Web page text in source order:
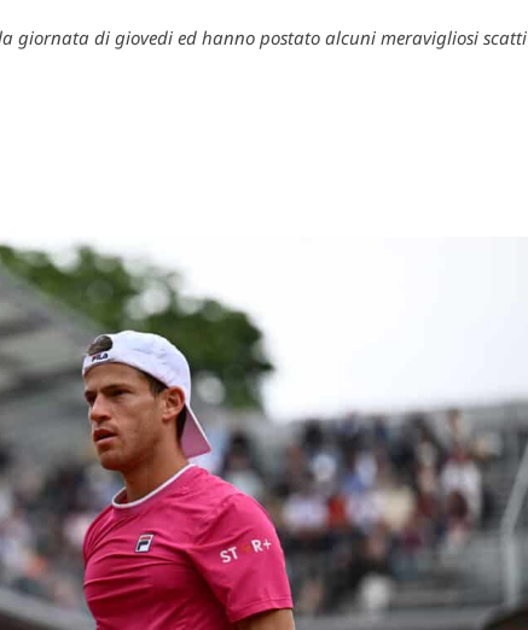
giornata di giovedi ed hanno postato alcuni meravigliosi scatti